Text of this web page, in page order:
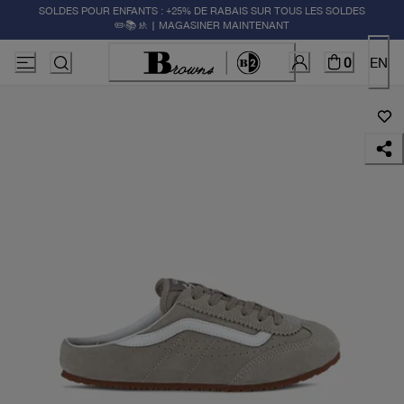
SOLDES POUR ENFANTS : +25% DE RABAIS SUR TOUS LES SOLDES
✏️📚🚸 | MAGASINER MAINTENANT
0 EN